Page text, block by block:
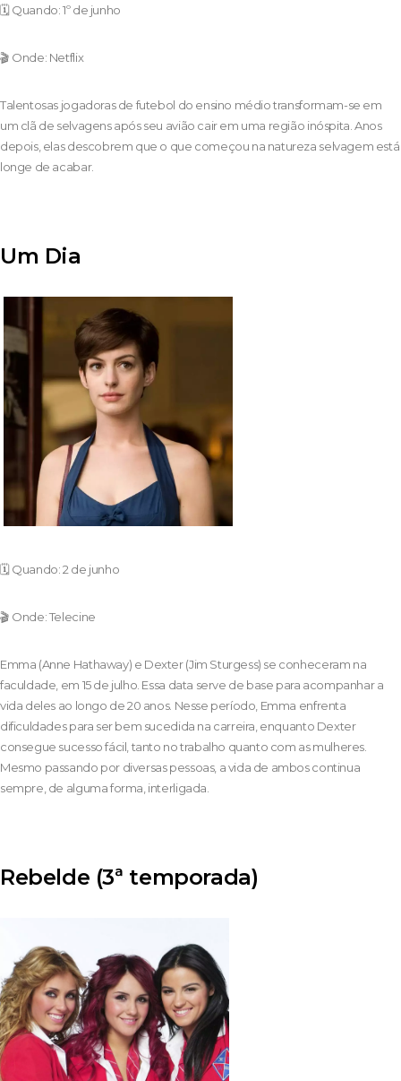
🗓️ Quando: 1º de junho
🎬 Onde: Netflix
Talentosas jogadoras de futebol do ensino médio transformam-se em
um clã de selvagens após seu avião cair em uma região inóspita. Anos
depois, elas descobrem que o que começou na natureza selvagem está
longe de acabar.
Um Dia
🗓️ Quando: 2 de junho
🎬 Onde: Telecine
Emma (Anne Hathaway) e Dexter (Jim Sturgess) se conheceram na
faculdade, em 15 de julho. Essa data serve de base para acompanhar a
vida deles ao longo de 20 anos. Nesse período, Emma enfrenta
dificuldades para ser bem sucedida na carreira, enquanto Dexter
consegue sucesso fácil, tanto no trabalho quanto com as mulheres.
Mesmo passando por diversas pessoas, a vida de ambos continua
sempre, de alguma forma, interligada.
Rebelde (3ª temporada)